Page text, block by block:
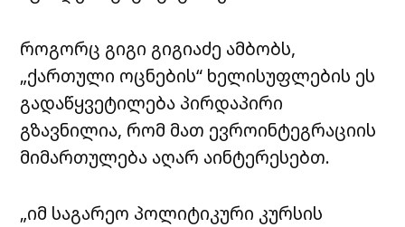
როგორც გიგი გიგიაძე ამბობს,
„ქართული ოცნების“ ხელისუფლების ეს
გადაწყვეტილება პირდაპირი
გზავნილია, რომ მათ ევროინტეგრაციის
მიმართულება აღარ აინტერესებთ.
„იმ საგარეო პოლიტიკური კურსის